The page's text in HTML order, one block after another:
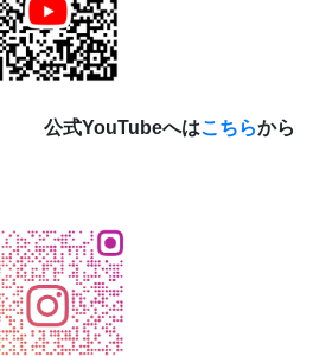
公式YouTubeへはこちらから